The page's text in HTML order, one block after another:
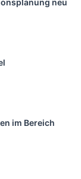
neu
im Bereich